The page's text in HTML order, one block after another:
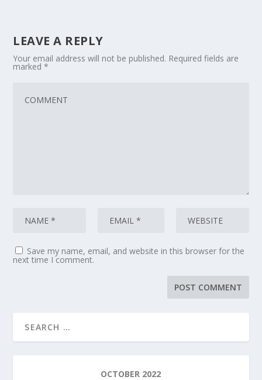
LEAVE A REPLY
Your email address will not be published. Required fields are
marked*
Save my name, email, and website in this browser for the
next time I comment.
OCTOBER 2022